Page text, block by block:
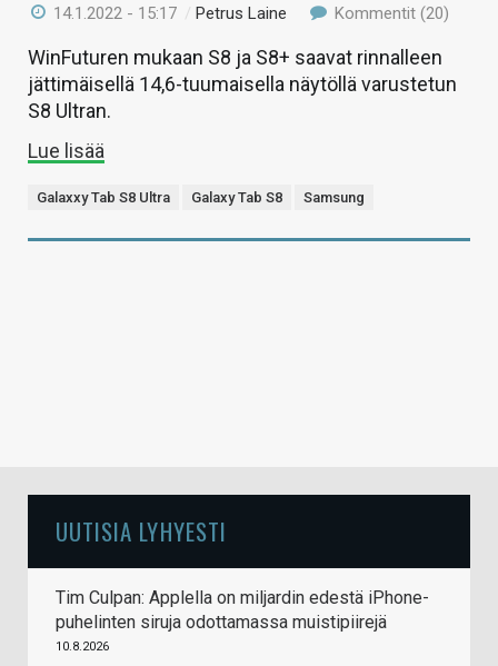
14.1.2022 - 15:17 /Petrus Laine Kommentit (20)
WinFuturen mukaan S8 ja S8+ saavat rinnalleen
jättimäisellä 14,6-tuumaisella näytöllä varustetun
S8 Ultran.
Lue lisää
Galaxxy Tab S8 Ultra Galaxy Tab S8 Samsung
UUTISIA LYHYESTI
Tim Culpan: Applella on miljardin edestä iPhone-
puhelinten siruja odottamassa muistipiirejä
10.8.2026